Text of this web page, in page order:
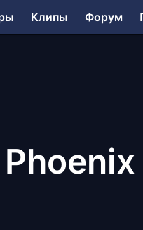
Клипы Форум